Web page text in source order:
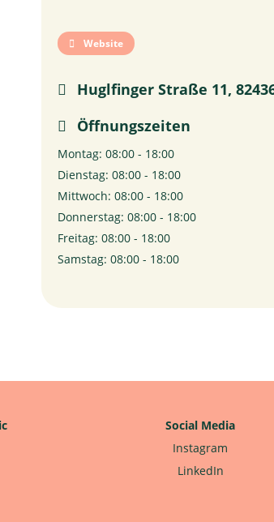
Website
Huglfinger Straße 11,
Öffnungszeiten
Montag: 08:00 - 18:00
Dienstag: 08:00 - 18:00
Mittwoch: 08:00 - 18:00
Donnerstag: 08:00 - 18:00
Freitag: 08:00 - 18:00
Samstag: 08:00 - 18:00
Social Media
Instagram
LinkedIn